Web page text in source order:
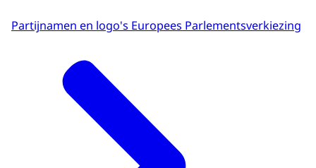
Partijnamen en logo's Europees Parlementsverkiezing